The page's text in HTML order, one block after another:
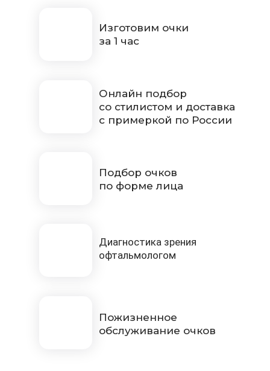
Изготовим очки
за 1 час
Подбор очков
по форме лица
Пожизненное
обслуживание очков
Онлайн подбор
со стилистом и доставка
с примеркой по России
Диагностика зрения
офтальмологом